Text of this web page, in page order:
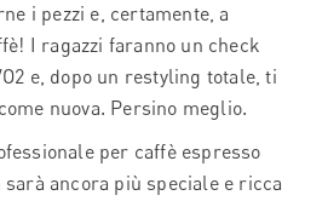
i pezzi e, certamente, a
I ragazzi faranno un check
e, dopo un restyling totale, ti
nuova. Persino meglio.
per caffè espresso
sarà ancora più speciale e ricca